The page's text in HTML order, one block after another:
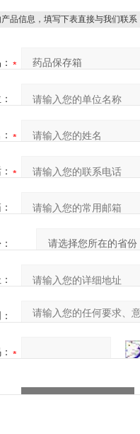
品信息，填写下表直接与我们联系